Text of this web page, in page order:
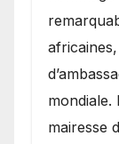
mondiale.
mairesse